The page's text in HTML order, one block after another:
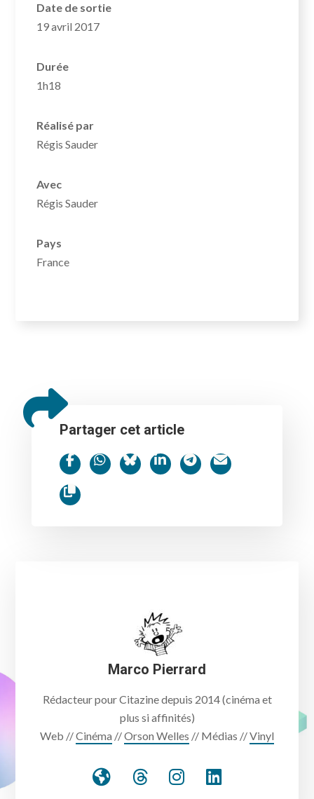
Date de sortie
19 avril 2017
Durée
1h18
Réalisé par
Régis Sauder
Avec
Régis Sauder
Pays
France
Partager cet article
Marco Pierrard
Rédacteur pour Citazine depuis 2014 (cinéma et
plus si affinités)
Web //Cinéma //Orson Welles // Médias //Vinyl